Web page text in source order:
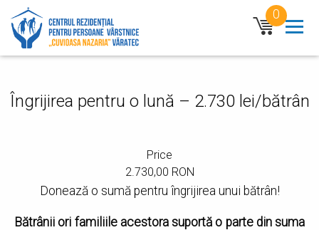
Mergi la conţinutul principal 0
Îngrijirea pentru o lună – 2.730 lei/bătrân
Price
2.730,00 RON
Donează o sumă pentru îngrijirea unui bătrân!
Bătrânii ori familiile acestora suportă o parte din suma